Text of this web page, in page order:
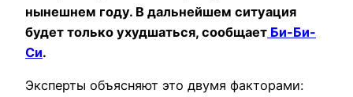
нынешнем году. В дальнейшем ситуация
будет только ухудшаться, сообщает Би-Би-
Си.
Эксперты объясняют это двумя факторами: